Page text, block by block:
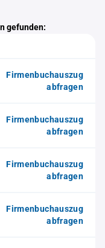
gefunden:
Firmenbuchauszug
abfragen
Firmenbuchauszug
abfragen
Firmenbuchauszug
abfragen
Firmenbuchauszug
abfragen